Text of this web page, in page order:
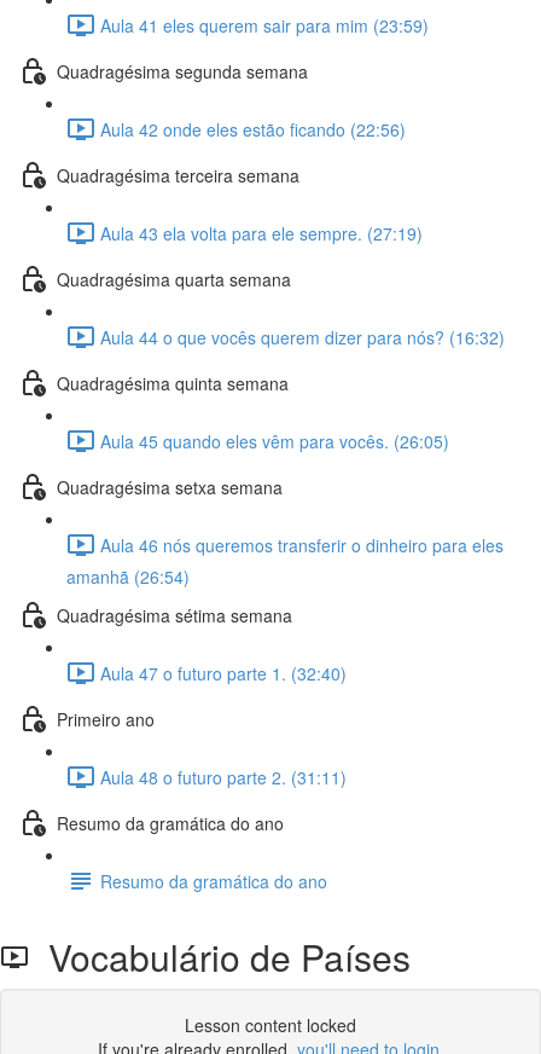
Aula 41 eles querem sair para mim (23:59)
Quadragésima segunda semana
Aula 42 onde eles estão ficando (22:56)
Quadragésima terceira semana
Aula 43 ela volta para ele sempre. (27:19)
Quadragésima quarta semana
Aula 44 o que vocês querem dizer para nós? (16:32)
Quadragésima quinta semana
Aula 45 quando eles vêm para vocês. (26:05)
Quadragésima setxa semana
Aula 46 nós queremos transferir o dinheiro para eles
amanhã (26:54)
Quadragésima sétima semana
Aula 47 o futuro parte 1. (32:40)
Primeiro ano
Aula 48 o futuro parte 2. (31:11)
Resumo da gramática do ano
Resumo da gramática do ano
Vocabulário de Países
Lesson content locked
If you're already enrolled, you'll need to login